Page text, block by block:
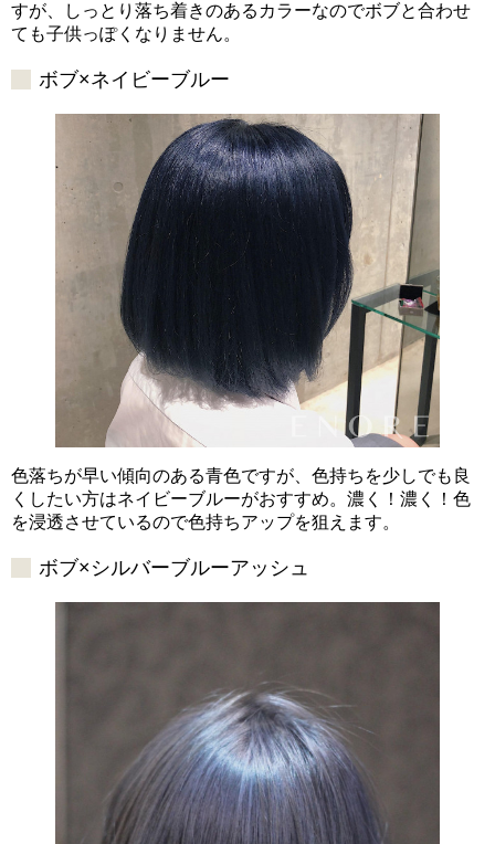
すが、しっとり落ち着きのあるカラーなのでボブと合わせ
ても子供っぽくなりません。
ボブ×ネイビーブルー
色落ちが早い傾向のある青色ですが、色持ちを少しでも良
くしたい方はネイビーブルーがおすすめ。濃く！濃く！色
を浸透させているので色持ちアップを狙えます。
ボブ×シルバーブルーアッシュ